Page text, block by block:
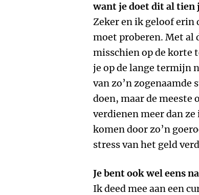
want je doet dit al tien
Zeker en ik geloof erin
moet proberen. Met al
misschien op de korte
je op de lange termijn
van zo’n zogenaamde
doen, maar de meeste
verdienen meer dan
komen door zo’n
stress van het geld
Je bent ook wel eens
Ik deed mee aan een